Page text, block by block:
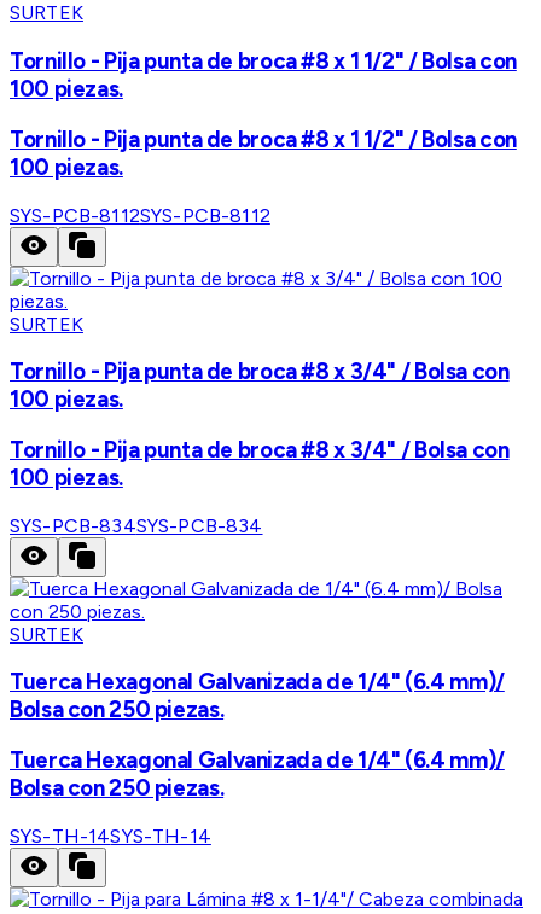
SURTEK
Tornillo - Pija punta de broca #8 x 1 1/2" / Bolsa con
100 piezas.
Tornillo - Pija punta de broca #8 x 1 1/2" / Bolsa con
100 piezas.
SYS-PCB-8112SYS-PCB-8112
SURTEK
Tornillo - Pija punta de broca #8 x 3/4" / Bolsa con
100 piezas.
Tornillo - Pija punta de broca #8 x 3/4" / Bolsa con
100 piezas.
SYS-PCB-834SYS-PCB-834
SURTEK
Tuerca Hexagonal Galvanizada de 1/4" (6.4 mm)/
Bolsa con 250 piezas.
Tuerca Hexagonal Galvanizada de 1/4" (6.4 mm)/
Bolsa con 250 piezas.
SYS-TH-14SYS-TH-14